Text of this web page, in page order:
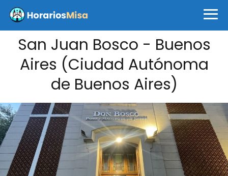
San Juan Bosco - Buenos
Aires (Ciudad Autónoma
de Buenos Aires)